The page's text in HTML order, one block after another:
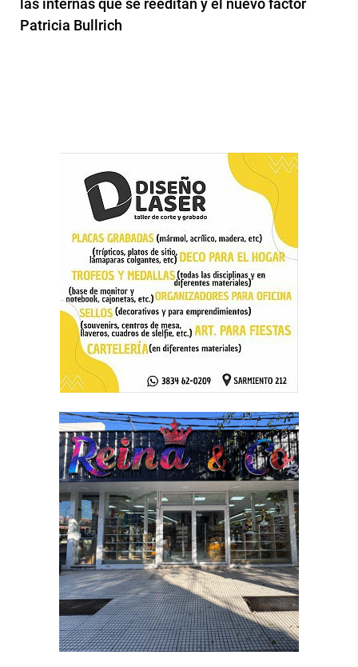
las internas que se reeditan y el nuevo factor
Patricia Bullrich